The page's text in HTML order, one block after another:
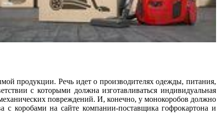
продукции. Речь идет о производителях одежды, питания,
с которыми должна изготавливаться индивидуальная
повреждений. И, конечно, у монокоробов должно
с коробами на сайте компании-поставщика гофрокартона и